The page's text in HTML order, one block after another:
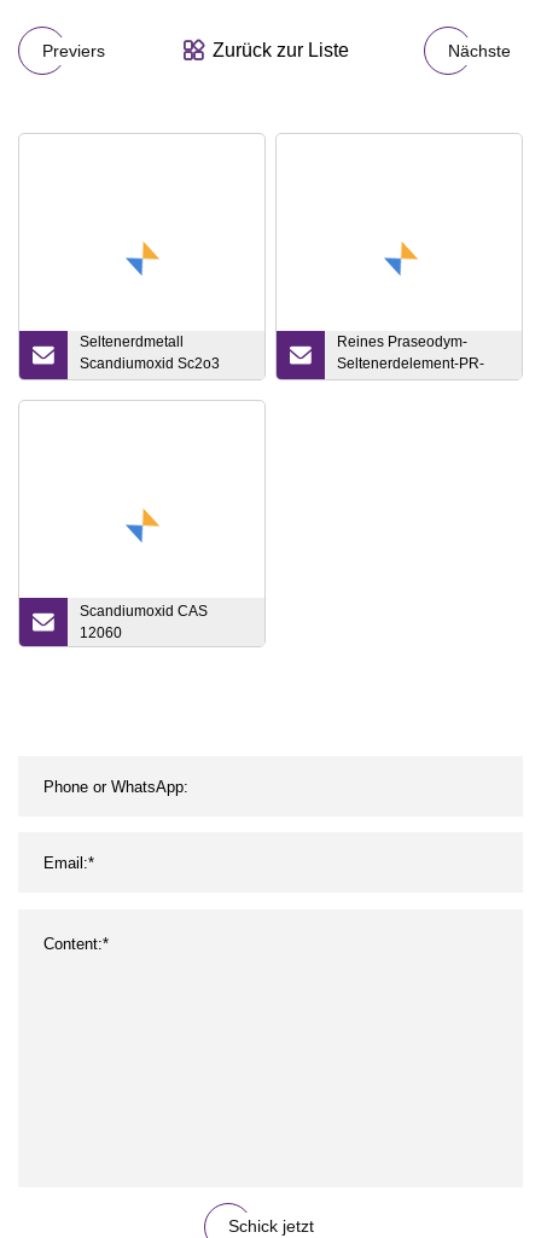
Previers Zurück zur Liste Nächste
Seltenerdmetall
Scandiumoxid Sc2o3
CAS12060
Reines Praseodym-
Seltenerdelement-PR-
Metall
Scandiumoxid CAS
12060
Schick jetzt